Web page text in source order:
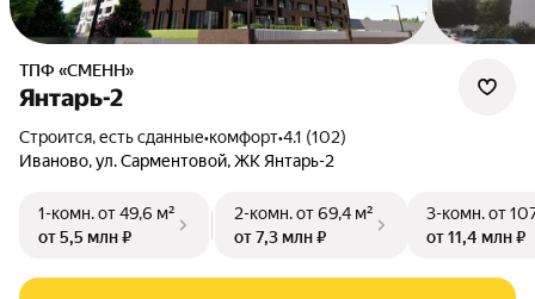
ТПФ «СМЕНН»
Янтарь-2
Строится, есть сданные•комфорт•4.1 (102)
Иваново, ул. Сарментовой, ЖК Янтарь-2
1-комн.от 49,6 м²
от 5,5 млн ₽
2-комн.от 69,4 м²
от 7,3 млн ₽
3-комн.от
от 11,4 млн ₽